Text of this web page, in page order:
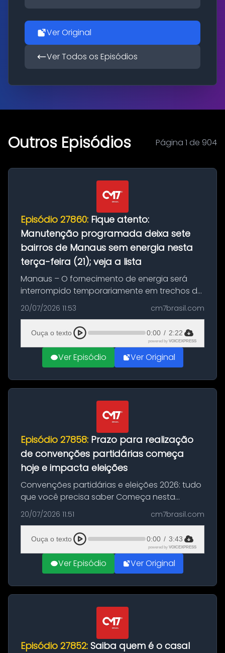
Ver Original
Ver Todos os Episódios
Outros Episódios Página 1 de 904
Episódio 27860: Fique atento:
Manutenção programada deixa sete
bairros de Manaus sem energia nesta
terça-feira (21); veja a lista
Manaus – O fornecimento de energia será
interrompido temporariamente em trechos de
sete bairros de Manaus nesta terça-feira (21).
A suspensão programada ocorrerá para a
execução de serviços de manuten...
20/07/2026 11:53 cm7brasil.com
Ouça o texto 0:00 / 2:22
powered by VOICEXPRESS
Ver Episódio Ver Original
Episódio 27858: Prazo para realização
de convenções partidárias começa
hoje e impacta eleições
Convenções partidárias e eleições 2026: tudo
que você precisa saber Começa nesta
segunda-feira e vai até 5 de agosto o prazo
para que partidos políticos e federações
partidárias realizem suas convençõ...
20/07/2026 11:51 cm7brasil.com
Ouça o texto 0:00 / 3:43
powered by VOICEXPRESS
Ver Episódio Ver Original
Episódio 27852: Saiba quem é o casal